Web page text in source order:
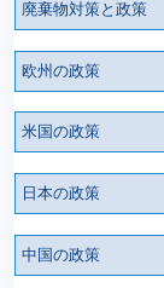
廃棄物対策と政策
欧州の政策
米国の政策
日本の政策
中国の政策